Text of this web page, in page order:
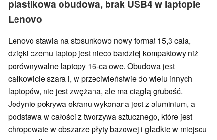
plastikowa obudowa, brak USB4 w laptopie
Lenovo
Lenovo stawia na stosunkowo nowy format 15,3 cala,
dzięki czemu laptop jest nieco bardziej kompaktowy niż
porównywalne laptopy 16-calowe. Obudowa jest
całkowicie szara i, w przeciwieństwie do wielu innych
laptopów, nie jest zwężana, ale ma ciągłą grubość.
Jedynie pokrywa ekranu wykonana jest z aluminium, a
podstawa w całości z tworzywa sztucznego, które jest
chropowate w obszarze płyty bazowej i gładkie w miejscu